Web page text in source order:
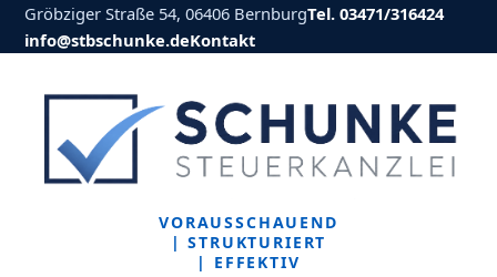
Gröbziger Straße 54, 06406 BernburgTel. 03471/316424
info@stbschunke.deKontakt
VORAUSSCHAUEND
| STRUKTURIERT
| EFFEKTIV